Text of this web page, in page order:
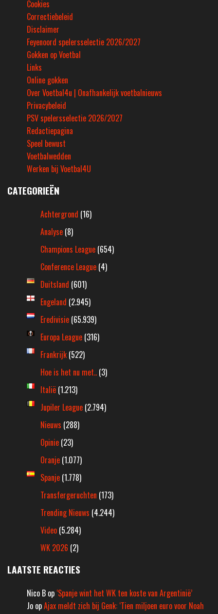
Cookies
Correctiebeleid
Disclaimer
Feyenoord spelersselectie 2026/2027
Gokken op Voetbal
Links
Online gokken
Over Voetbal4u | Onafhankelijk voetbalnieuws
Privacybeleid
PSV spelersselectie 2026/2027
Redactiepagina
Speel bewust
Voetbalwedden
Werken bij Voetbal4U
CATEGORIEËN
Achtergrond (16)
Analyse (8)
Champions League (654)
Conference League (4)
Duitsland (601)
Engeland (2.945)
Eredivisie (65.939)
Europa League (316)
Frankrijk (522)
Hoe is het nu met.. (3)
Italië (1.213)
Jupiler League (2.794)
Nieuws (288)
Opinie (23)
Oranje (1.077)
Spanje (1.778)
Transfergeruchten (173)
Trending Nieuws (4.244)
Video (5.284)
WK 2026 (2)
LAATSTE REACTIES
Nico B op ‘Spanje wint het WK ten koste van Argentinië’
Jo opAjax meldt zich bij Genk: ‘Tien miljoen euro voor Noah